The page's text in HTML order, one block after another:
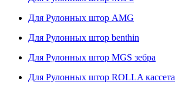
Для Рулонных штор AMG
Для Рулонных штор benthin
Для Рулонных штор MGS зебра
Для Рулонных штор ROLLA кассета